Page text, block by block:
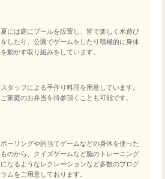
夏には庭にプールを設置し、皆で楽しく水遊び
をしたり、公園でゲームをしたり積極的に身体
を動かす取り組みをしています。
スタッフによる手作り料理を用意しています。
ご家庭のお弁当を持参頂くことも可能です。
ボーリングや的当てゲームなどの身体を使った
ものから、クイズゲームなど脳のトレーニング
になるようなレクレーションなど多数のプログ
ラムをご用意しております。